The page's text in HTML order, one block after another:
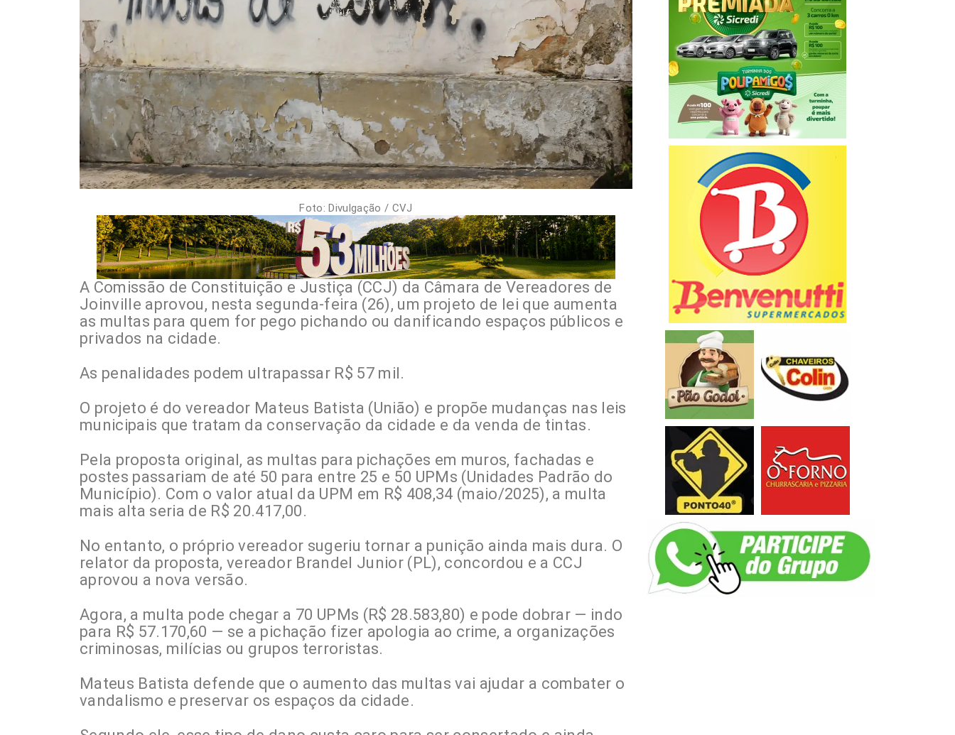
Foto: Divulgação / CVJ
A Comissão de Constituição e Justiça (CCJ) da Câmara de Vereadores de
Joinville aprovou, nesta segunda-feira (26), um projeto de lei que aumenta
as multas para quem for pego pichando ou danificando espaços públicos e
privados na cidade.
As penalidades podem ultrapassar R$ 57 mil.
O projeto é do vereador Mateus Batista (União) e propõe mudanças nas leis
municipais que tratam da conservação da cidade e da venda de tintas.
Pela proposta original, as multas para pichações em muros, fachadas e
postes passariam de até 50 para entre 25 e 50 UPMs (Unidades Padrão do
Município). Com o valor atual da UPM em R$ 408,34 (maio/2025), a multa
mais alta seria de R$ 20.417,00.
No entanto, o próprio vereador sugeriu tornar a punição ainda mais dura. O
relator da proposta, vereador Brandel Junior (PL), concordou e a CCJ
aprovou a nova versão.
Agora, a multa pode chegar a 70 UPMs (R$ 28.583,80) e pode dobrar — indo
para R$ 57.170,60 — se a pichação fizer apologia ao crime, a organizações
criminosas, milícias ou grupos terroristas.
Mateus Batista defende que o aumento das multas vai ajudar a combater o
vandalismo e preservar os espaços da cidade.